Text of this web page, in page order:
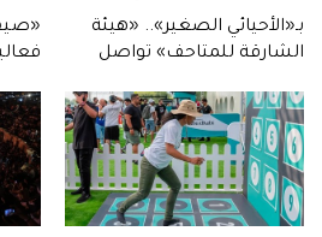
بـ«الأحيائي الصغير».. «هيئة
الشارقة للمتاحف» تواصل